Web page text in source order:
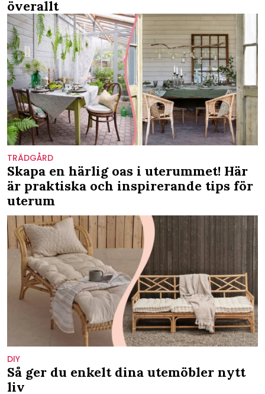
överallt
TRÄDGÅRD
Skapa en härlig oas i uterummet! Här
är praktiska och inspirerande tips för
uterum
DIY
Så ger du enkelt dina utemöbler nytt
liv